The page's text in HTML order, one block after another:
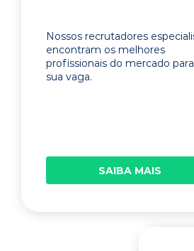
Nossos recrutadores
encontram os melhores
profissionais do mercado
sua vaga.
SAIBA MAIS